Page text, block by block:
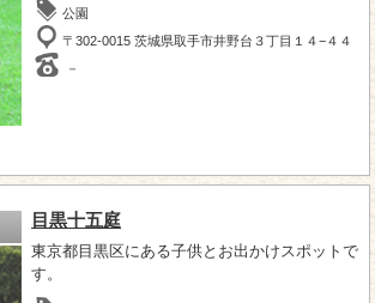
公園
〒302-0015 茨城県取手市井野台３丁目１４−４４
－
目黒十五庭
東京都目黒区にある子供とお出かけスポットで
す。